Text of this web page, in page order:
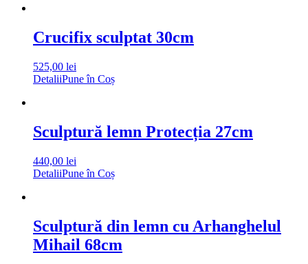
Crucifix sculptat 30cm
525,00 lei
DetaliiPune în Coș
Sculptură lemn Protecția 27cm
440,00 lei
DetaliiPune în Coș
Sculptură din lemn cu Arhanghelul
Mihail 68cm